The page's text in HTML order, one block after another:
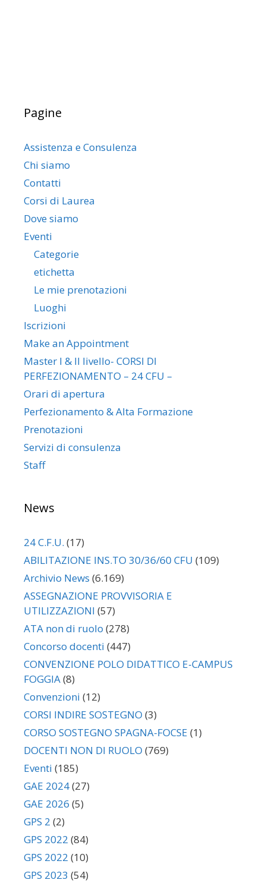
Pagine
Assistenza e Consulenza
Chi siamo
Contatti
Corsi di Laurea
Dove siamo
Eventi
Categorie
etichetta
Le mie prenotazioni
Luoghi
Iscrizioni
Make an Appointment
Master I & II livello- CORSI DI
PERFEZIONAMENTO – 24 CFU –
Orari di apertura
Perfezionamento & Alta Formazione
Prenotazioni
Servizi di consulenza
Staff
News
24 C.F.U. (17)
ABILITAZIONE INS.TO 30/36/60 CFU (109)
Archivio News (6.169)
ASSEGNAZIONE PROVVISORIA E
UTILIZZAZIONI (57)
ATA non di ruolo (278)
Concorso docenti (447)
CONVENZIONE POLO DIDATTICO E-CAMPUS
FOGGIA(8)
Convenzioni (12)
CORSI INDIRE SOSTEGNO (3)
CORSO SOSTEGNO SPAGNA-FOCSE (1)
DOCENTI NON DI RUOLO (769)
Eventi (185)
GAE 2024(27)
GAE 2026 (5)
GPS 2 (2)
GPS 2022 (84)
GPS 2022 (10)
GPS 2023 (54)